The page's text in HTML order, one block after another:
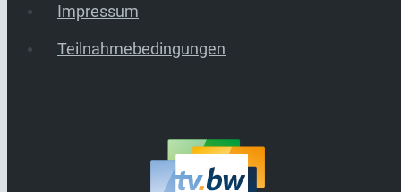
Impressum
Teilnahmebedingungen